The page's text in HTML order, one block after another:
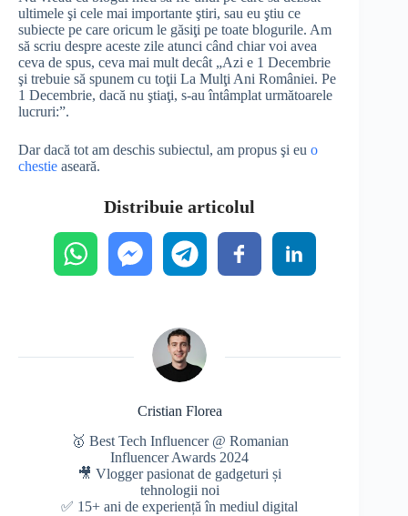
ultimele şi cele mai importante ştiri, sau eu ştiu ce
subiecte pe care oricum le găsiţi pe toate blogurile. Am
să scriu despre aceste zile atunci când chiar voi avea
ceva de spus, ceva mai mult decât „Azi e 1 Decembrie
şi trebuie să spunem cu toţii La Mulţi Ani României. Pe
1 Decembrie, dacă nu ştiaţi, s-au întâmplat următoarele
lucruri:”.
Dar dacă tot am deschis subiectul, am propus şi eu o
chestie aseară.
Distribuie articolul
Cristian Florea
🥇 Best Tech Influencer @ Romanian
Influencer Awards 2024
🎥 Vlogger pasionat de gadgeturi și
tehnologii noi
✅ 15+ ani de experiență în mediul digital